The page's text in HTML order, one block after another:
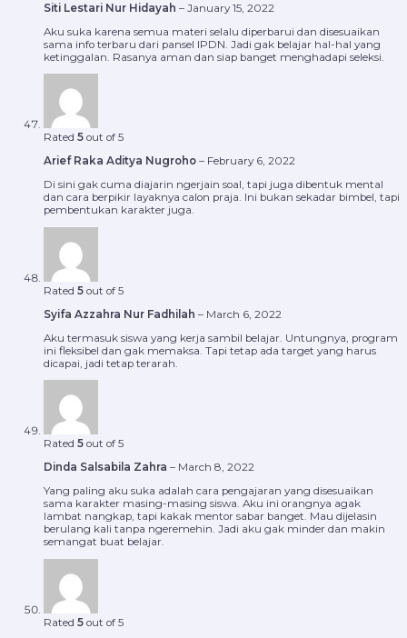
Siti Lestari Nur Hidayah – January 15, 2022
Aku suka karena semua materi selalu diperbarui dan disesuaikan
sama info terbaru dari pansel IPDN. Jadi gak belajar hal-hal yang
ketinggalan. Rasanya aman dan siap banget menghadapi seleksi.
Rated 5 out of 5
Arief Raka Aditya Nugroho – February 6, 2022
Di sini gak cuma diajarin ngerjain soal, tapi juga dibentuk mental
dan cara berpikir layaknya calon praja. Ini bukan sekadar bimbel, tapi
pembentukan karakter juga.
Rated 5 out of 5
Syifa Azzahra Nur Fadhilah – March 6, 2022
Aku termasuk siswa yang kerja sambil belajar. Untungnya, program
ini fleksibel dan gak memaksa. Tapi tetap ada target yang harus
dicapai, jadi tetap terarah.
Rated 5 out of 5
Dinda Salsabila Zahra – March 8, 2022
Yang paling aku suka adalah cara pengajaran yang disesuaikan
sama karakter masing-masing siswa. Aku ini orangnya agak
lambat nangkap, tapi kakak mentor sabar banget. Mau dijelasin
berulang kali tanpa ngeremehin. Jadi aku gak minder dan makin
semangat buat belajar.
Rated 5 out of 5